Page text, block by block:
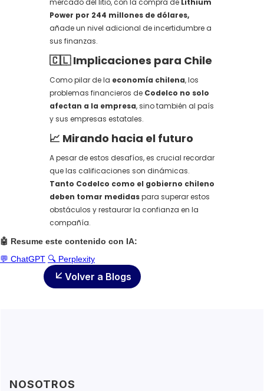
mercado del litio, con la compra de Lithium
Power por 244 millones de dólares,
añade un nivel adicional de incertidumbre a
sus finanzas.
🇨🇱Implicaciones para Chile
Como pilar de la economía chilena, los
problemas financieros de Codelco no solo
afectan a la empresa, sino también al país
y sus empresas estatales.
📈 Mirando hacia el futuro
A pesar de estos desafíos, es crucial recordar
que las calificaciones son dinámicas.
Tanto Codelco como el gobierno chileno
deben tomar medidaspara superar estos
obstáculos y restaurar la confianza en la
compañía.
🤖 Resume este contenido con IA:
💬 ChatGPT 🔍 Perplexity
Volver a Blogs
NOSOTROS